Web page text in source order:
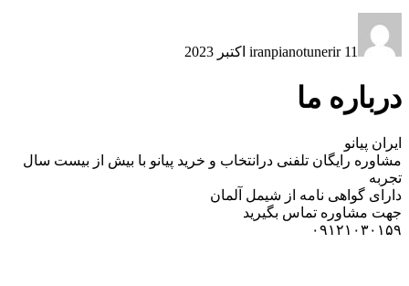
iranpianotunerir 11 اکتبر 2023
درباره ما
ایران پیانو
مشاوره رایگان تلفنی درانتخاب و خرید پیانو با بیش از بیست سال
تجربه
دارای گواهی نامه از شیمل آلمان
جهت مشاوره تماس بگیرید
۰۹۱۲۱۰۳۰۱۵۹